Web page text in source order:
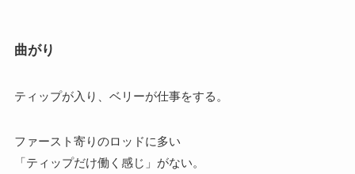
曲がり
ティップが入り、ベリーが仕事をする。
ファースト寄りのロッドに多い
「ティップだけ働く感じ」がない。